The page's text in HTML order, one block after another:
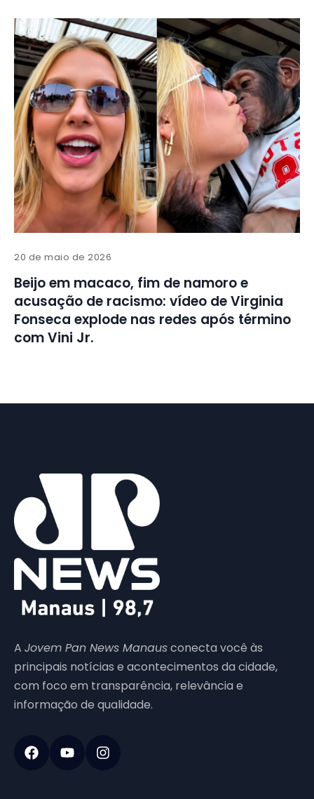
20 de maio de 2026
Beijo em macaco, fim de namoro e
acusação de racismo: vídeo de Virginia
Fonseca explode nas redes após término
com Vini Jr.
A Jovem Pan News Manausconecta você às
principais notícias e acontecimentos da cidade,
com foco em transparência, relevância e
informação de qualidade.